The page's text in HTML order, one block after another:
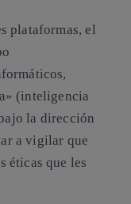
plataformas, el
(inteligencia
la dirección
a vigilar que
éticas que les